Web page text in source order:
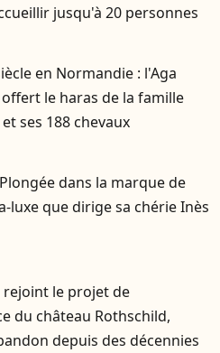
jusqu'à 20 personnes
en Normandie : l'Aga
le haras de la famille
ses 188 chevaux
dans la marque de
luxe que dirige sa chérie Inès
rejoint le projet de
du château Rothschild,
depuis des décennies